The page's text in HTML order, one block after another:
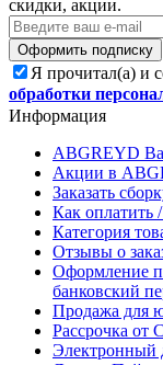
скидки, акции.
Оформить подписку
Я прочитал(а) и
обработки
Информация
ABGREYD
Акции в
Заказать
Как оплатить
Категория
Отзывы о
Оформление
банковский
Продажа для
Рассрочка от
Электронный